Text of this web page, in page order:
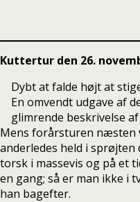
Kuttertur den 26.
Dybt at falde højt at
En omvendt udgave af
glimrende beskrivelse
Mens forårsturen næsten
anderledes held i
torsk i massevis og på et
en gang; så er man ikke i
han bagefter.